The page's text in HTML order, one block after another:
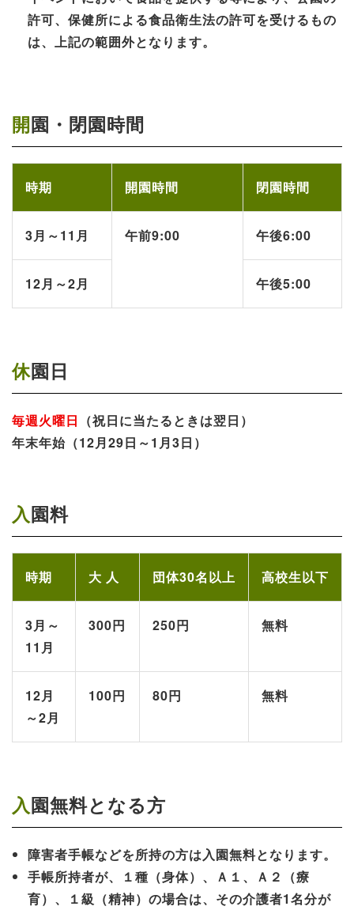
許可、保健所による食品衛生法の許可を受けるもの
は、上記の範囲外となります。
開園・閉園時間
時期 開園時間 閉園時間
3月～11月 午前9:00 午後6:00
12月～2月 午後5:00
休園日
毎週火曜日 （祝日に当たるときは翌日）
年末年始（12月29日～1月3日）
入園料
時期 大 人 団体30名以上 高校生以下
3月～
11月
300円 250円 無料
12月
～2月
100円 80円 無料
入園無料となる方
障害者手帳などを所持の方は入園無料となります。
手帳所持者が、１種（身体）、Ａ１、Ａ２（療
育）、１級（精神）の場合は、その介護者1名分が